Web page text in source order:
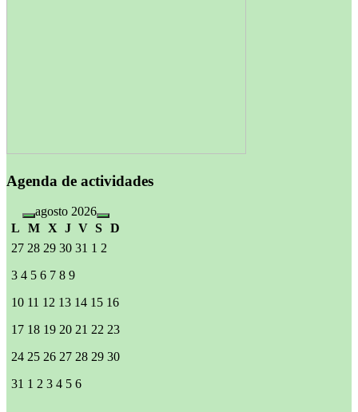
Agenda de actividades
agosto 2026
L
M X J V S D
27 28 29 30 31 1 2
3 4 5 6 7 8 9
10 11 12 13 14 15 16
17 18 19 20 21 22 23
24 25 26 27 28 29 30
31 1 2 3 4 5 6